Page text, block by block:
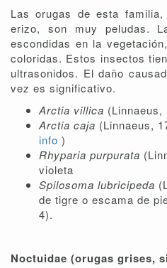
Las orugas de esta
erizo, son muy peludas.
escondidas en la
coloridas. Estos insectos
ultrasonidos. El daño
vez es significativo.
Arctia villica (Linnaeus,
Arctia caja (Linnaeus,
info )
Rhyparia purpurata
violeta
Spilosoma lubricipeda
de tigre o escama de
4).
Noctuidae (orugas grises,